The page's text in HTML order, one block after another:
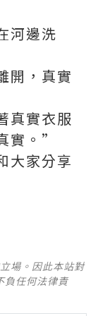
河邊洗
開，真實
真實衣服
實。”
大家分享
場。因此本站對
負任何法律責